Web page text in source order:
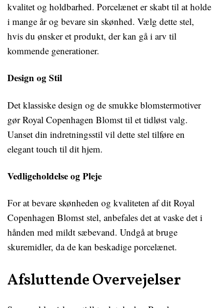
kvalitet og holdbarhed. Porcelænet er skabt til at holde
i mange år og bevare sin skønhed. Vælg dette stel,
hvis du ønsker et produkt, der kan gå i arv til
kommende generationer.
Design og Stil
Det klassiske design og de smukke blomstermotiver
gør Royal Copenhagen Blomst til et tidløst valg.
Uanset din indretningsstil vil dette stel tilføre en
elegant touch til dit hjem.
Vedligeholdelse og Pleje
For at bevare skønheden og kvaliteten af dit Royal
Copenhagen Blomst stel, anbefales det at vaske det i
hånden med mildt sæbevand. Undgå at bruge
skuremidler, da de kan beskadige porcelænet.
Afsluttende Overvejelser